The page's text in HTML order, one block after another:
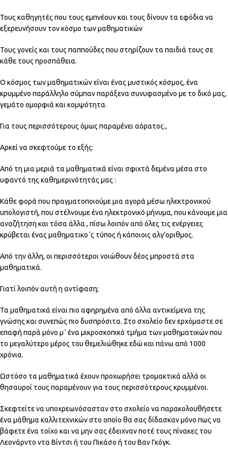
Τους καθηγητές που τους εμπνέουν και τους δίνουν τα εφόδια να
εξερευνήσουν τον κόσμο των μαθηματικών
Τους γονείς και τους παππούδες που στηρίζουν τα παιδιά τους σε
κάθε τους προσπάθεια.
Ο κόσμος των μαθηματικών είναι ένας μυστικός κόσμος, ένα
κρυμμένο παράλληλο σύμπαν παράξενα συνυφασμένο με το δικό μας,
γεμάτο ομορφιά και κομψότητα.
Για τους περισσότερους όμως παραμένει αόρατος.,
Αρκεί να σκεφτούμε το εξής:
Από τη μια μεριά τα μαθηματικά είναι σφιχτά δεμένα μέσα στο
υφαντό της καθημερινότητάς μας :
Κάθε φορά που πραγματοποιούμε μια αγορά μέσω ηλεκτρονικού
υπολογιστή, που στέλνουμε ένα ηλεκτρονικό μήνυμα, που κάνουμε μια
αναζήτηση και τόσα άλλα , πίσω λοιπόν από όλες τις ενέργειες
κρύβεται ένας μαθηματικο΄ς τύπος ή κάποιοις αλγ’οριθμος.
Από την άλλη, οι περισσότεροι νοιώθουν δέος μπροστά στα
μαθηματικά.
Γιατί λοιπόν αυτή η αντίφαση;
Τα μαθηματικά είναι πιο αφηρημένα από άλλα αντικείμενα της
γνώσης και συνεπώς πιο δυσπρόσιτα. Στο σχολείο δεν ερχόμαστε σε
επαφή παρά μόνο μ΄ ένα μικροσκοπικό τμήμα των μαθηματικών που
το μεγαλύτερο μέρος του θεμελιώθηκε εδώ και πάνω από 1000
χρόνια.
Ωστόσο τα μαθηματικά έχουν προχωρήσει τρομακτικά αλλά οι
θησαυροί τους παραμένουν για τους περισσότερους κρυμμένοι.
Σκεφτείτε να υποχρεωνόσασταν στο σχολείο να παρακολουθήσετε
ένα μάθημα καλλιτεχνικών στο οποίο θα σας δίδασκαν μόνο πως να
βάφετε ένα τοίχο και να μην σας έδειχναν ποτέ τους πίνακες του
Λεονάρντο ντα Βίντσι ή του Πικάσο ή του Βαν Γκόγκ.